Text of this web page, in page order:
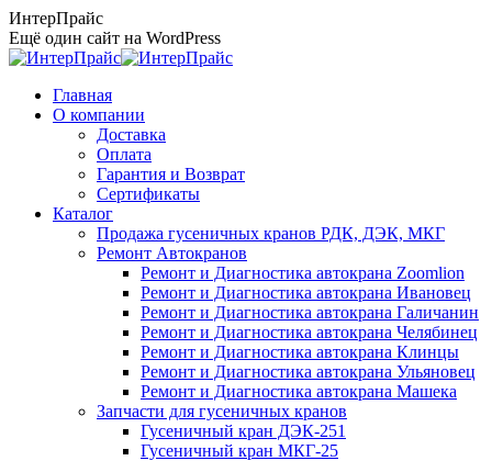
Перейти
к
содержанию
ИнтерПрайс
Ещё один сайт на WordPress
Главная
О компании
Доставка
Оплата
Гарантия и Возврат
Сертификаты
Каталог
Продажа гусеничных кранов РДК, ДЭК, МКГ
Ремонт Автокранов
Ремонт и Диагностика автокрана Zoomlion
Ремонт и Диагностика автокрана Ивановец
Ремонт и Диагностика автокрана Галичанин
Ремонт и Диагностика автокрана Челябинец
Ремонт и Диагностика автокрана Клинцы
Ремонт и Диагностика автокрана Ульяновец
Ремонт и Диагностика автокрана Машека
Запчасти для гусеничных кранов
Гусеничный кран ДЭК-251
Гусеничный кран МКГ-25